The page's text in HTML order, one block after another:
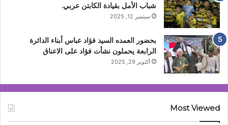
شباب الأمل بقيادة الكابتن عربي.
سبتمبر 12, 2025
بحضور العمده السيد فؤاد عباس أبناء الدائرة
الرابعة يحملون نشأت فؤاد على الاعناق
أكتوبر 29, 2025
Most Viewed